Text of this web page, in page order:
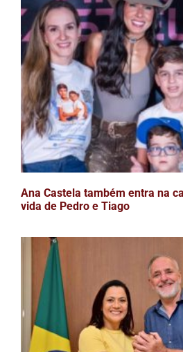
Ana Castela também entra na
vida de Pedro e Tiago